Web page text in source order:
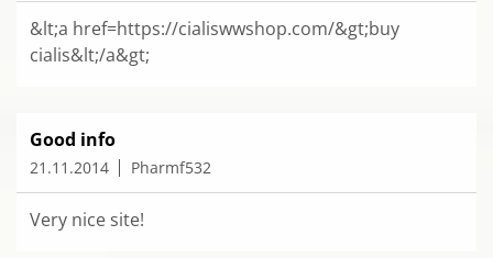
&lt;a href=https://cialiswwshop.com/&gt;buy
cialis&lt;/a&gt;
Good info
21.11.2014 Pharmf532
Very nice site!